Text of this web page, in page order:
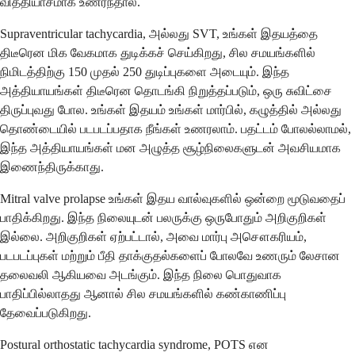
Supraventricular tachycardia, அல்லது SVT, உங்கள் இதயத்தை
திடீரென மிக வேகமாக துடிக்கச் செய்கிறது, சில சமயங்களில்
நிமிடத்திற்கு 150 முதல் 250 துடிப்புகளை அடையும். இந்த
அத்தியாயங்கள் திடீரென தொடங்கி நிறுத்தப்படும், ஒரு சுவிட்சை
திருப்புவது போல. உங்கள் இதயம் உங்கள் மார்பில், கழுத்தில் அல்லது
தொண்டையில் படபடப்பதாக நீங்கள் உணரலாம். பதட்டம் போலல்லாமல்,
இந்த அத்தியாயங்கள் மன அழுத்த சூழ்நிலைகளுடன் அவசியமாக
இணைந்திருக்காது.
Mitral valve prolapse உங்கள் இதய வால்வுகளில் ஒன்றை மூடுவதைப்
பாதிக்கிறது. இந்த நிலையுடன் பலருக்கு ஒருபோதும் அறிகுறிகள்
இல்லை. அறிகுறிகள் ஏற்பட்டால், அவை மார்பு அசௌகரியம்,
படபடப்புகள் மற்றும் பீதி தாக்குதல்களைப் போலவே உணரும் லேசான
தலைவலி ஆகியவை அடங்கும். இந்த நிலை பொதுவாக
பாதிப்பில்லாதது ஆனால் சில சமயங்களில் கண்காணிப்பு
தேவைப்படுகிறது.
Postural orthostatic tachycardia syndrome, POTS என